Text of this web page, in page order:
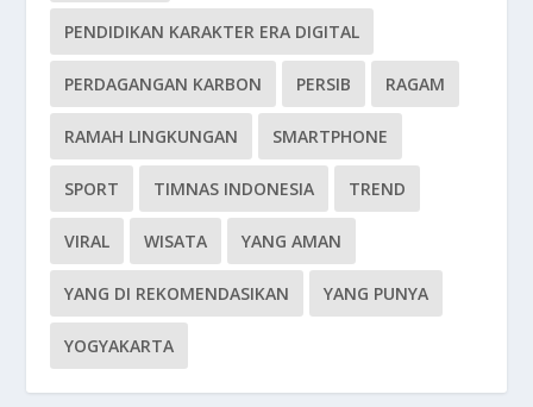
PENDIDIKAN KARAKTER ERA DIGITAL
PERDAGANGAN KARBON PERSIB RAGAM
RAMAH LINGKUNGAN SMARTPHONE
SPORT TIMNAS INDONESIA TREND
VIRAL WISATA YANG AMAN
YANG DI REKOMENDASIKAN YANG PUNYA
YOGYAKARTA